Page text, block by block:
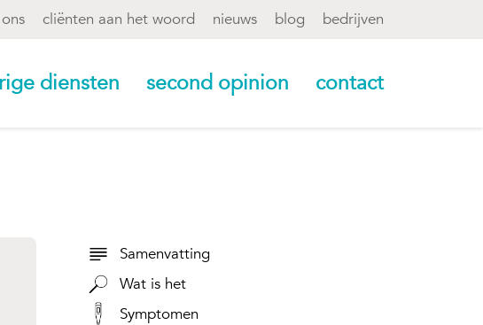
cliënten aan het woord nieuws blog bedrijven
diensten second opinion contact
Samenvatting
Wat is het
Symptomen